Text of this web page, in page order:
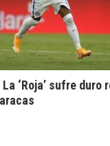
‘Roja’ sufre duro